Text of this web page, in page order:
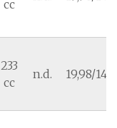
cc
233
cc
n.d. 19,98/